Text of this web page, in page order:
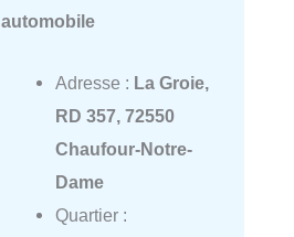
automobile
Adresse : La Groie,
RD 357, 72550
Chaufour-Notre-
Dame
Quartier :